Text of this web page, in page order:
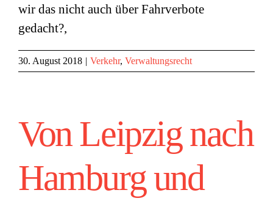
wir das nicht auch über Fahrverbote
gedacht?,
30. August 2018 | Verkehr, Verwaltungsrecht
Von Leipzig nach
Hamburg und